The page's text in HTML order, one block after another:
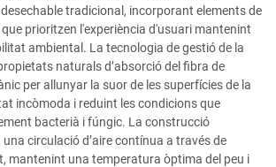
tradicional, incorporant elements de
prioritzen l'experiència d'usuari mantenint
ambiental. La tecnologia de gestió de la
naturals d’absorció del fibra de
per allunyar la suor de les superfícies de la
incòmoda i reduint les condicions que
bacterià i fúngic. La construcció
circulació d’aire contínua a través de
mantenint una temperatura òptima del peu i